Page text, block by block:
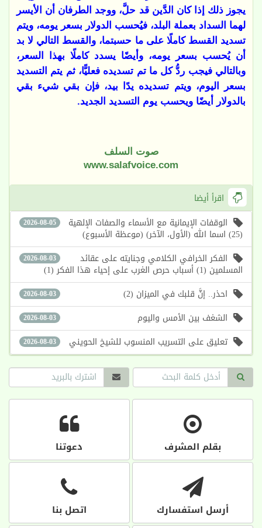
يجوز ذلك إذا كان الدَّين قد حلَّ، ووجد الطرفان أن الأيسر
لهما السداد بعملة البلد، فيُحسب الدولار بسعر يومه، ويتم
تسديد القسط كاملًا على ما حسبتما، والقسط التالي لا بد
أن يُحسب بسعر يومه، وأيضًا يسدد كاملًا بهذا السعر،
وبالتالي فيجب ردُّ كل ما تم تسديده فعليًّا، ثم يتم التسديد
بسعر اليوم، ويتم تسديده يدًا بيد، فإن بقي شيء بقي
بالدولار أيضًا ويحسب يوم التسديد الجديد.
صوت السلف
www.salafvoice.com
اقرأ أيضا
2026-08-05 الوقفات الإيمانية مع الأسماء والصفات الإلهية
(25) اسما الله (الأول، الآخر) (موعظة الأسبوع)
2026-08-03 الفكر الخرافي الكلامي وجنايته على عقائد
المسلمين (1) أسباب حرص الغرب على إحياء هذا الفكر (1)
2026-08-03 احذر.. إنَّ قلبك في الميزان (2)
2026-08-03 الشغف بين الأمس واليوم
2026-08-03 تعليق على التسريب المنسوب للشيخ الحويني
بقلم المشرف دعوتنا
أرسل استفسارك اتصل بنا